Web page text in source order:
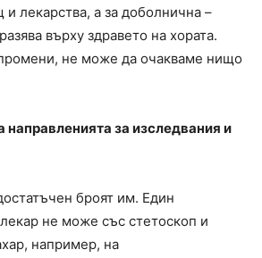
лекарства, а за доболнична –
върху здравето на хората.
не може да очакваме нищо
направленията за изследвания и
броят им. Един
не може със стетоскоп и
например, на